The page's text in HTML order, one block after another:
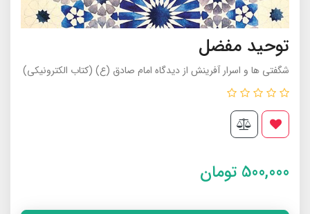
توحید مفضل
شگفتی ها و اسرار آفرینش از دیدگاه امام صادق (ع) (کتاب الکترونیکی)
500,000 تومان